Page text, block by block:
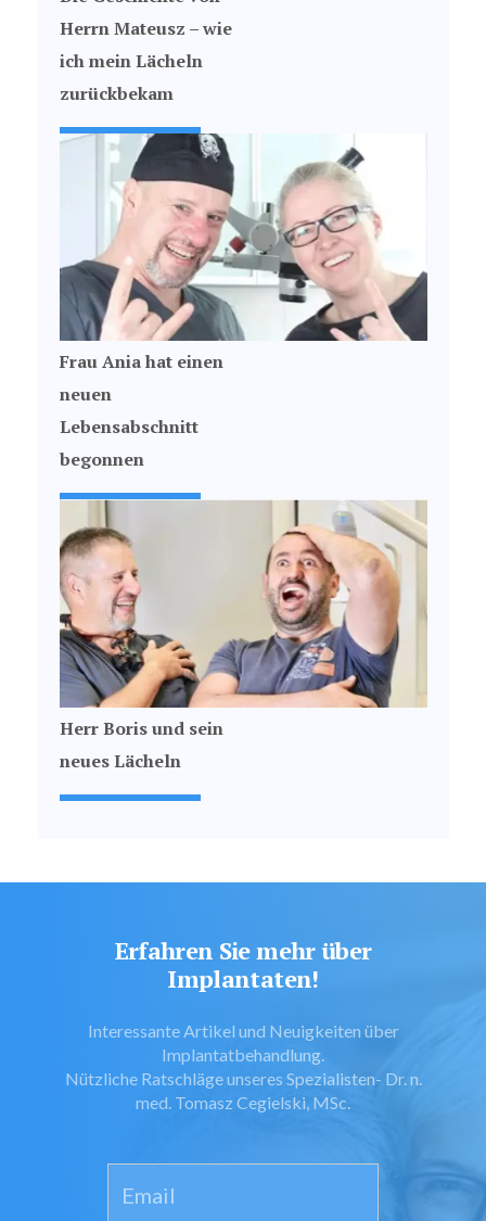
Herrn Mateusz – wie
ich mein Lächeln
zurückbekam
Frau Ania hat einen
neuen
Lebensabschnitt
begonnen
Herr Boris und sein
neues Lächeln
Erfahren Sie mehr über
Implantaten!
Interessante Artikel und Neuigkeiten über
Implantatbehandlung.
Nützliche Ratschläge unseres Spezialisten- Dr. n.
med. Tomasz Cegielski, MSc.